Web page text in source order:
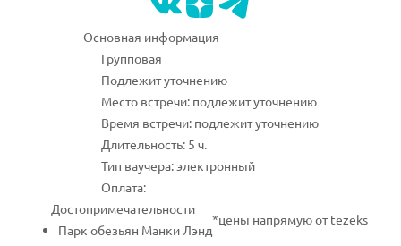
Основная информация
Групповая
Подлежит уточнению
Место встречи: подлежит уточнению
Время встречи: подлежит уточнению
Длительность: 5 ч.
Тип ваучера: электронный
Оплата:
Достопримечательности
Парк обезьян Манки Лэнд
*цены напрямую от tezeks